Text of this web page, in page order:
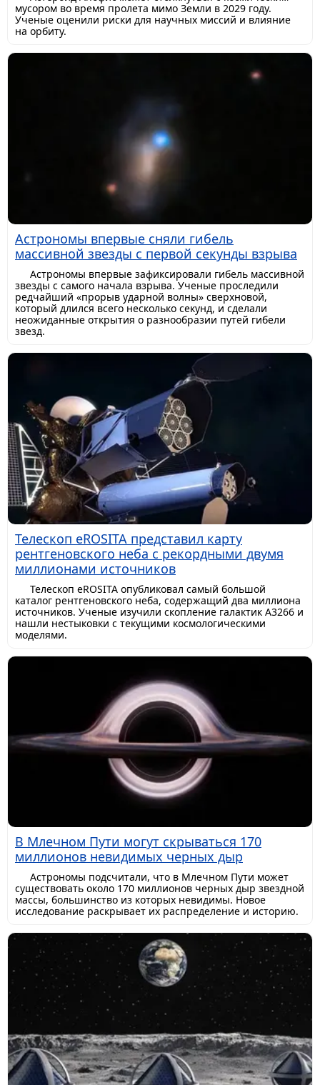
мусором во время пролета мимо Земли в 2029 году.
Ученые оценили риски для научных миссий и влияние
на орбиту.
Астрономы впервые сняли гибель
массивной звезды с первой секунды взрыва
Астрономы впервые зафиксировали гибель массивной
звезды с самого начала взрыва. Ученые проследили
редчайший «прорыв ударной волны» сверхновой,
который длился всего несколько секунд, и сделали
неожиданные открытия о разнообразии путей гибели
звезд.
Телескоп eROSITA представил карту
рентгеновского неба с рекордными двумя
миллионами источников
Телескоп eROSITA опубликовал самый большой
каталог рентгеновского неба, содержащий два миллиона
источников. Ученые изучили скопление галактик A3266 и
нашли нестыковки с текущими космологическими
моделями.
В Млечном Пути могут скрываться 170
миллионов невидимых черных дыр
Астрономы подсчитали, что в Млечном Пути может
существовать около 170 миллионов черных дыр звездной
массы, большинство из которых невидимы. Новое
исследование раскрывает их распределение и историю.